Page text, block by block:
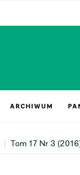
ARCHIWUM
Tom 17 Nr 3